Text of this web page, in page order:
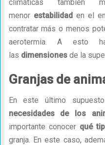
climáticas también
menor estabilidaden el
contratar más o menos
aerotermia. A esto
las dimensionesde la
Granjas de
En este último supuesto
necesidades de los
importante conocerqué
granja. En este caso,